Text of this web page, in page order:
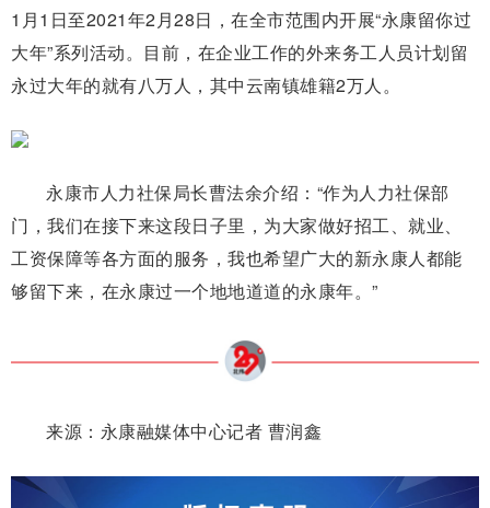
1月1日至2021年2月28日，在全市范围内开展“永康留你过
大年”系列活动。目前，在企业工作的外来务工人员计划留
永过大年的就有八万人，其中云南镇雄籍2万人。
永康市人力社保局长曹法余介绍：“作为人力社保部
门，我们在接下来这段日子里，为大家做好招工、就业、
工资保障等各方面的服务，我也希望广大的新永康人都能
够留下来，在永康过一个地地道道的永康年。”
来源：永康融媒体中心记者 曹润鑫